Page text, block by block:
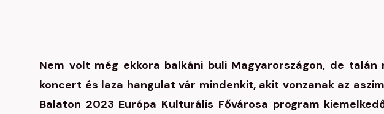
Nem volt még ekkora balkáni buli Magyarországon, de talán
koncert és laza hangulat vár mindenkit, akit vonzanak az
Balaton 2023 Európa Kulturális Fővárosa program